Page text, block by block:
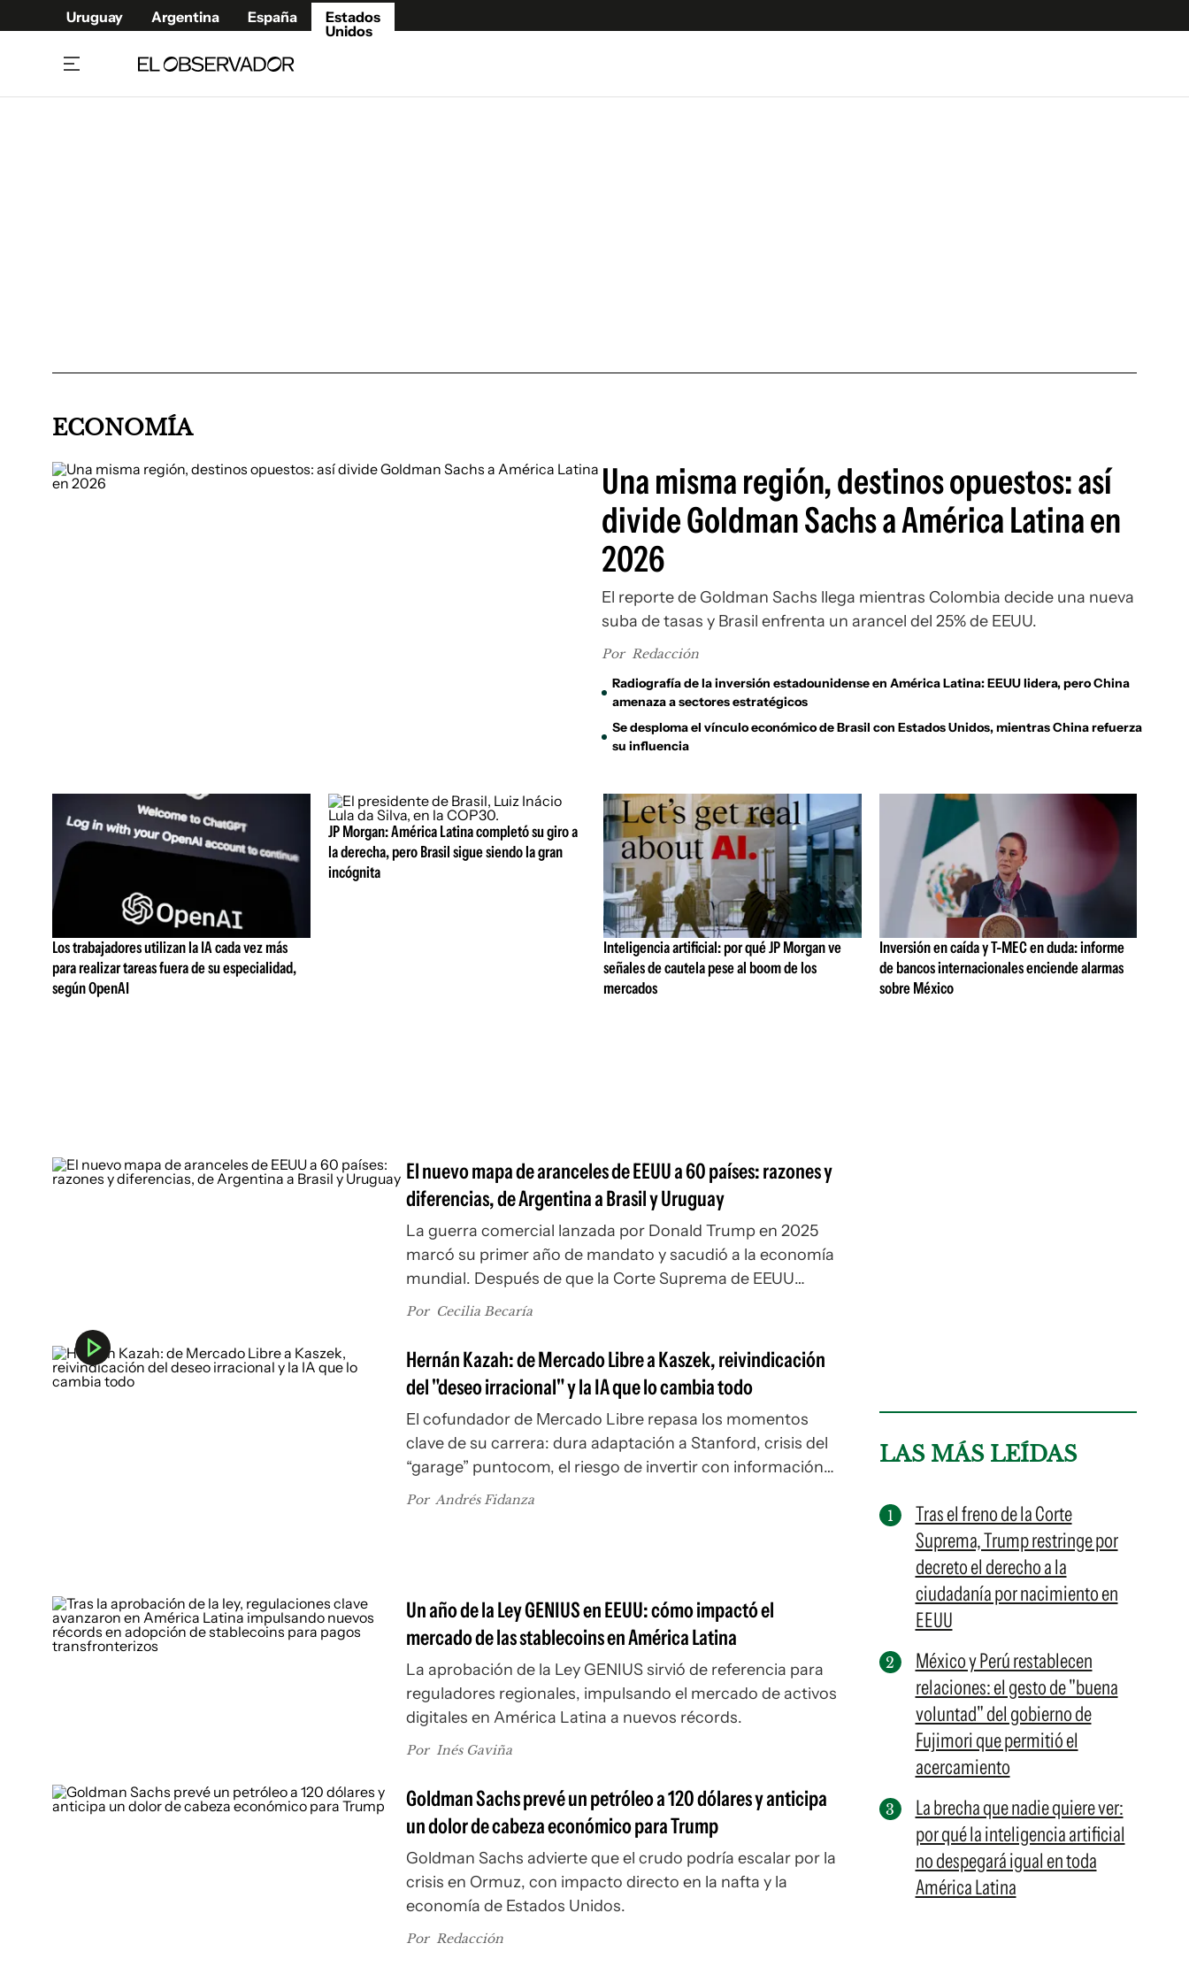
Uruguay Argentina España
Estados
Unidos
ECONOMÍA
Una misma región, destinos opuestos: así
divide Goldman Sachs a América Latina en
2026
El reporte de Goldman Sachs llega mientras Colombia decide una nueva
suba de tasas y Brasil enfrenta un arancel del 25% de EEUU.
Por Redacción
Radiografía de la inversión estadounidense en América Latina: EEUU lidera, pero China
amenaza a sectores estratégicos
Se desploma el vínculo económico de Brasil con Estados Unidos, mientras China refuerza
su influencia
Los trabajadores utilizan la IA cada vez más
para realizar tareas fuera de su especialidad,
según OpenAI
JP Morgan: América Latina completó su giro a
la derecha, pero Brasil sigue siendo la gran
incógnita
Inteligencia artificial: por qué JP Morgan ve
señales de cautela pese al boom de los
mercados
Inversión en caída y T-MEC en duda: informe
de bancos internacionales enciende alarmas
sobre México
El nuevo mapa de aranceles de EEUU a 60 países: razones y
diferencias, de Argentina a Brasil y Uruguay
La guerra comercial lanzada por Donald Trump en 2025
marcó su primer año de mandato y sacudió a la economía
mundial. Después de que la Corte Suprema de EEUU
anulara gran parte de esos aranceles, el gobierno del
comerciales.
Por Cecilia Becaría
Hernán Kazah: de Mercado Libre a Kaszek, reivindicación
del "deseo irracional" y la IA que lo cambia todo
El cofundador de Mercado Libre repasa los momentos
clave de su carrera: dura adaptación a Stanford, crisis del
“garage” puntocom, el riesgo de invertir con información
imperfecta y por qué América Latina puede ganar en apps
Por Andrés Fidanza
Un año de la Ley GENIUS en EEUU: cómo impactó el
mercado de las stablecoins en América Latina
La aprobación de la Ley GENIUS sirvió de referencia para
reguladores regionales, impulsando el mercado de activos
digitales en América Latina a nuevos récords.
Por Inés Gaviña
Goldman Sachs prevé un petróleo a 120 dólares y anticipa
un dolor de cabeza económico para Trump
Goldman Sachs advierte que el crudo podría escalar por la
crisis en Ormuz, con impacto directo en la nafta y la
economía de Estados Unidos.
Por Redacción
LAS MÁS LEÍDAS
Tras el freno de la Corte
Suprema, Trump restringe por
decreto el derecho a la
ciudadanía por nacimiento en
EEUU
México y Perú restablecen
relaciones: el gesto de "buena
voluntad" del gobierno de
Fujimori que permitió el
acercamiento
La brecha que nadie quiere ver:
por qué la inteligencia artificial
no despegará igual en toda
América Latina